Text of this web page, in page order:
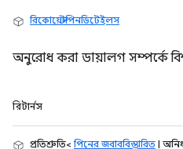
রিকোয়েস্টপিনডিটেইলস
অনুরোধ করা ডায়ালগ সম্পর্কে
রিটার্নস
প্রতিশ্রুতি<পিনের জবাববিস্তারিত |